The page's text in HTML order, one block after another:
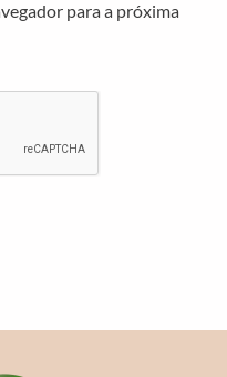
para a próxima